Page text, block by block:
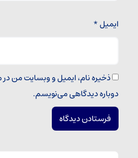
ایمیل*
ذخیره نام، ایمیل و وبسایت من در
دوباره دیدگاهی می‌نویسم.